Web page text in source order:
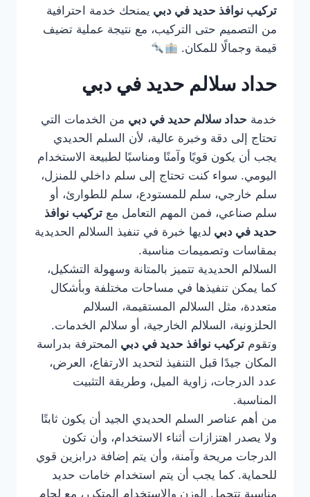
تركيب نوافذ حديد في دبي يمنحك خدمة احترافية
من التصميم حتى التركيب، مع نتيجة عملية تضيف
قيمة وجمالًا للمكان.
حداد سلالم حديد في دبي
خدمة حداد سلالم حديد في دبي من الخدمات التي
تحتاج إلى دقة وخبرة عالية، لأن السلم الحديدي
يجب أن يكون قويًا وآمنًا ومناسبًا لطبيعة الاستخدام
اليومي. سواء كنت تحتاج إلى سلم داخلي للمنزل،
سلم خارجي، سلم للمستودع، سلم للطوارئ، أو
سلم صناعي، فمن المهم التعامل مع تركيب نوافذ
حديد في دبي لديها خبرة في تنفيذ السلالم الحديدية
بمقاسات وتصميمات مناسبة.
السلالم الحديدية تتميز بالمتانة وسهولة التشكيل،
كما يمكن تنفيذها في مساحات مختلفة وبأشكال
متعددة، مثل السلالم المستقيمة، السلالم
الحلزونية، السلالم الخارجية، أو سلالم الخدمات.
وتقوم تركيب نوافذ حديد في دبي المحترفة بدراسة
المكان جيدًا قبل التنفيذ لتحديد الارتفاع، العرض،
عدد الدرجات، زاوية الميل، وطريقة التثبيت
المناسبة.
من أهم عناصر السلم الحديدي الجيد أن يكون ثابتًا
ولا يصدر اهتزازات أثناء الاستخدام، وأن تكون
الدرجات مريحة وآمنة، وأن يتم إضافة درابزين قوي
للحماية. كما يجب أن يتم استخدام خامات حديد
مناسبة تتحمل الوزن والاستخدام المتكرر، مع لحام